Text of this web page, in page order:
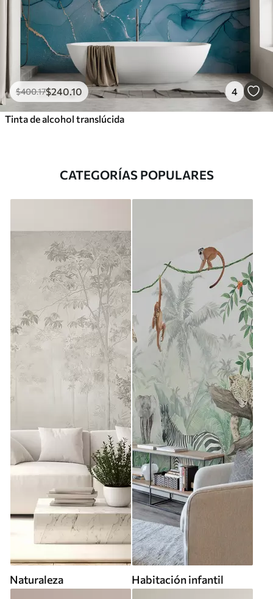
$400.17$240.10 4
Tinta de alcohol translúcida
CATEGORÍAS POPULARES
Naturaleza Habitación infantil